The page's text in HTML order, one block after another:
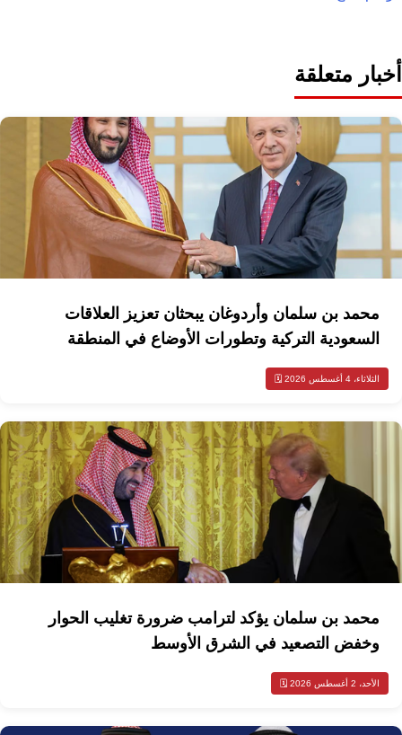
أخبار متعلقة
محمد بن سلمان وأردوغان يبحثان تعزيز العلاقات
السعودية التركية وتطورات الأوضاع في المنطقة
الثلاثاء، 4 أغسطس 2026 🗓️
محمد بن سلمان يؤكد لترامب ضرورة تغليب الحوار
وخفض التصعيد في الشرق الأوسط
الأحد، 2 أغسطس 2026 🗓️